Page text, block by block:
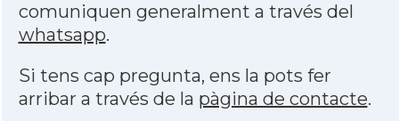
comuniquen generalment a través del
whatsapp.
Si tens cap pregunta, ens la pots fer
arribar a través de la pàgina de contacte.